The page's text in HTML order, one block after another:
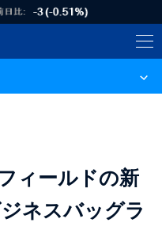
ィールドの新
ネスバッグラ